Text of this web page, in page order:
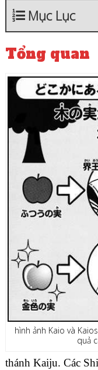
Mục Lục
Tổng quan
hình ảnh Kaio và
quả
thánh Kaiju. Các